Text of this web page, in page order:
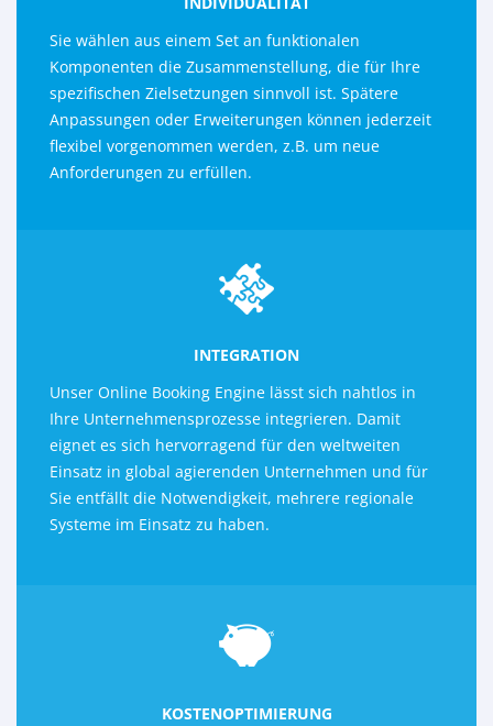
Sie wählen aus einem Set an funktionalen
Komponenten die Zusammenstellung, die für Ihre
spezifischen Zielsetzungen sinnvoll ist. Spätere
Anpassungen oder Erweiterungen können jederzeit
flexibel vorgenommen werden, z.B. um neue
Anforderungen zu erfüllen.
INTEGRATION
Unser Online Booking Engine lässt sich nahtlos in
Ihre Unternehmensprozesse integrieren. Damit
eignet es sich hervorragend für den weltweiten
Einsatz in global agierenden Unternehmen und für
Sie entfällt die Notwendigkeit, mehrere regionale
Systeme im Einsatz zu haben.
KOSTENOPTIMIERUNG